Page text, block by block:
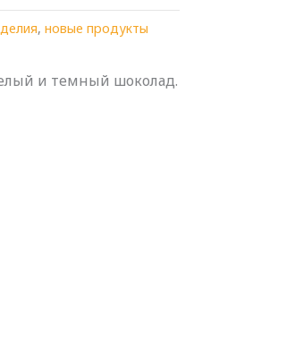
, новые продукты
и темный шоколад.